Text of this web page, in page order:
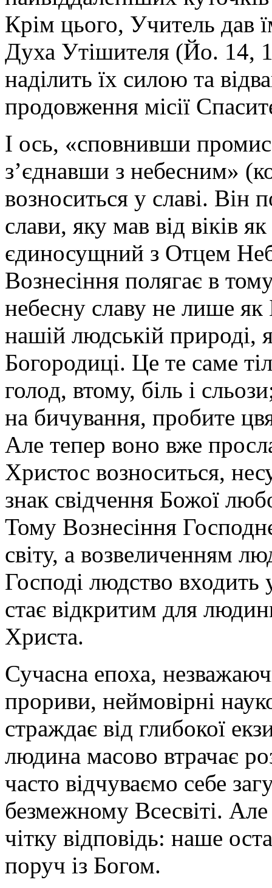
Крім цього, Учитель дав
Духа Утішителя (Йо. 14,
наділить їх силою та
продовження місії
І ось, «сповнивши
з’єднавши з небесним»
возноситься у славі. Він
слави, яку мав від віків
єдиносущний з Отцем
Вознесіння полягає в
небесну славу не лише як
нашій людській природі,
Богородиці. Це те саме
голод, втому, біль і
на бичування, пробите
Але тепер воно вже
Христос возноситься,
знак свідчення Божої
Тому Вознесіння
світу, а возвеличенням
Господі людство входить
стає відкритим для
Христа.
Сучасна епоха,
прориви, неймовірні
страждає від глибокої
людина масово втрачає
часто відчуваємо себе
безмежному Всесвіті.
чітку відповідь: наше
поруч із Богом.